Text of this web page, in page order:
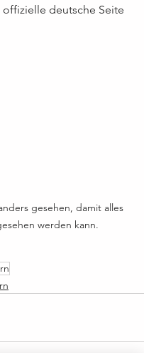
deutsche Seite
gesehen, damit alles
werden kann.